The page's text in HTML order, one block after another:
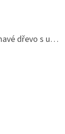
Buddhistická mala dlouhá - tmavé dřevo s uzlíky 8 mm